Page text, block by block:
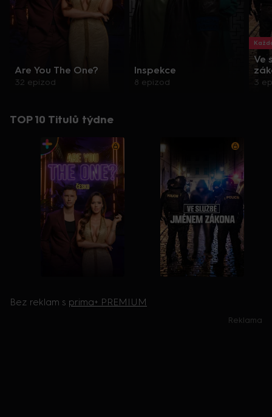
Are You The One?
32 epizod
Inspekce
8 epizod
Ve
3
TOP 10 Titulů týdne
Bez reklam s prima+ PREMIUM
Reklama